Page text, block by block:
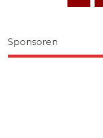
Sponsoren